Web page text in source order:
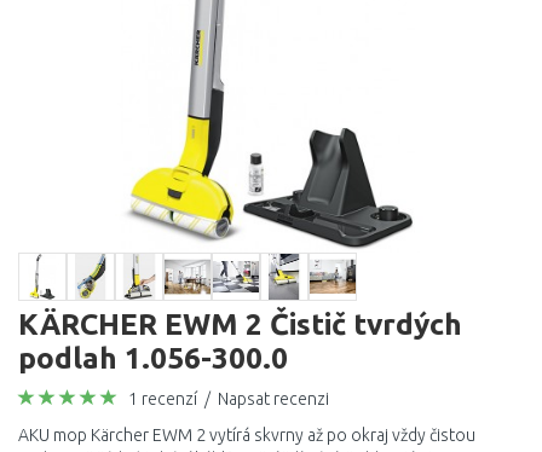
KÄRCHER EWM 2 Čistič tvrdých
podlah 1.056-300.0
1 recenzí / Napsat recenzi
AKU mop Kärcher EWM 2 vytírá skvrny až po okraj vždy čistou